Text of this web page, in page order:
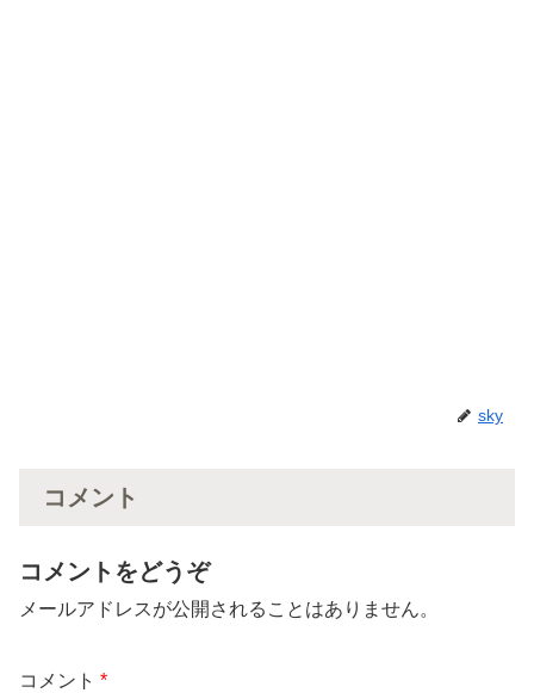
sky
コメント
コメントをどうぞ
メールアドレスが公開されることはありません。
コメント *